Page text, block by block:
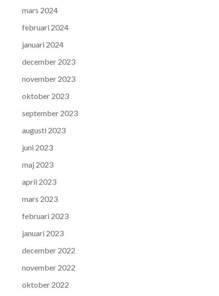
mars 2024
februari 2024
januari 2024
december 2023
november 2023
oktober 2023
september 2023
augusti 2023
juni 2023
maj 2023
april 2023
mars 2023
februari 2023
januari 2023
december 2022
november 2022
oktober 2022